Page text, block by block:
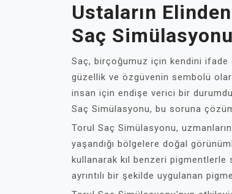
Ustaların
Saç Simülasyonu
Saç, birçoğumuz için kendini ifade
güzellik ve özgüvenin sembolü
insan için endişe verici bir
Saç Simülasyonu, bu soruna
Torul Saç Simülasyonu,
yaşandığı bölgelere doğal
kullanarak kıl benzeri
ayrıntılı bir şekilde uygulanan